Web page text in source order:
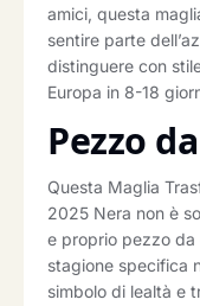
amici, questa
sentire parte
distinguere con
Europa in 8-18
Pezzo
Questa Maglia
2025 Nera non è
e proprio pezzo da
stagione specifica
simbolo di lealtà e